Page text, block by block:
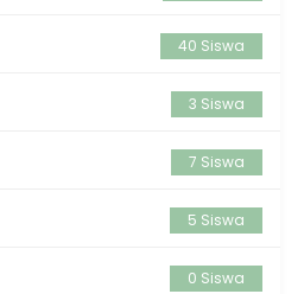
40 Siswa
3 Siswa
7 Siswa
5 Siswa
0 Siswa